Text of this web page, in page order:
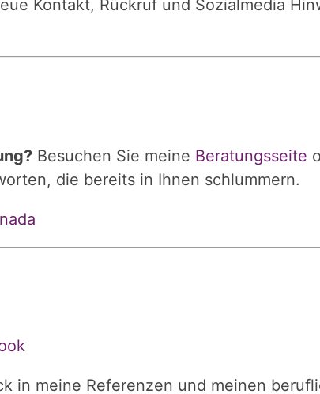
Kontakt, Rückruf und Sozialmedia
Besuchen Sie meine Beratungsseite
die bereits in Ihnen schlummern.
in meine Referenzen und meinen